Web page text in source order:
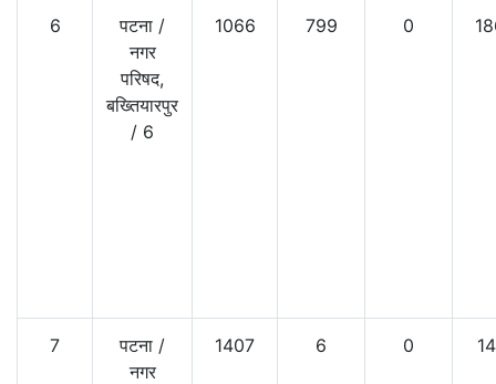
6 पटना /
नगर
परिषद,
बख्तियारपुर
/ 6
1066 799 0
7 पटना /
नगर
1407 6 0